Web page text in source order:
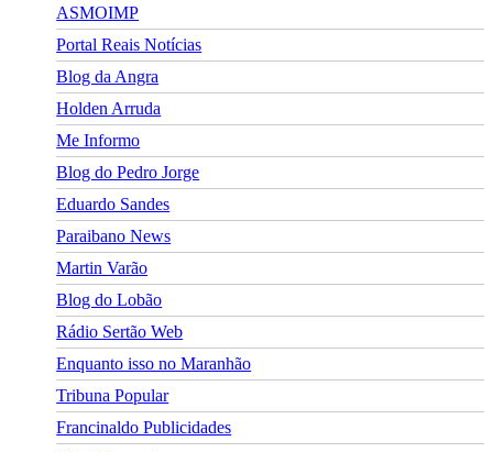
ASMOIMP
Portal Reais Notí­cias
Blog da Angra
Holden Arruda
Me Informo
Blog do Pedro Jorge
Eduardo Sandes
Paraibano News
Martin Varão
Blog do Lobão
Rádio Sertão Web
Enquanto isso no Maranhão
Tribuna Popular
Francinaldo Publicidades